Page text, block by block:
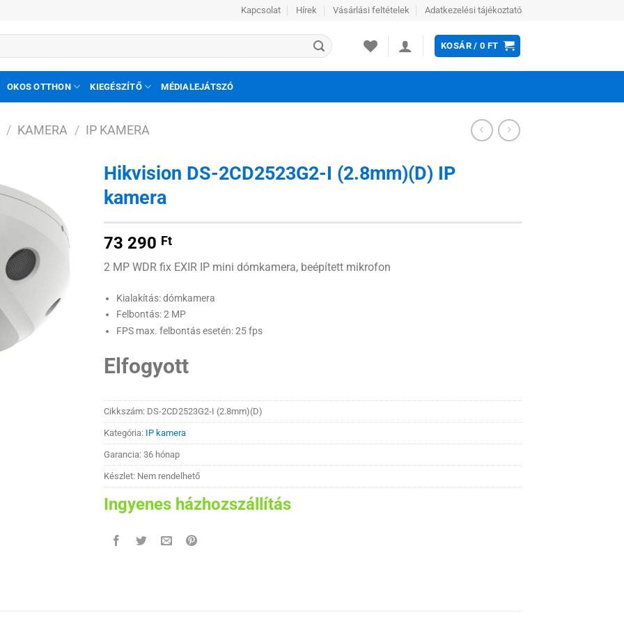
Kapcsolat Hírek Vásárlási feltételek Adatkezelési tájékoztató
KOSÁR /0 FT
OKOS OTTHON KIEGÉSZÍTŐ MÉDIALEJÁTSZÓ
/ KAMERA / IP KAMERA
Hozzáadás
kívánságlistához
Hikvision DS-2CD2523G2-I (2.8mm)(D) IP
kamera
73 290 Ft
2 MP WDR fix EXIR IP mini dómkamera, beépített mikrofon
Kialakítás: dómkamera
Felbontás: 2 MP
FPS max. felbontás esetén: 25 fps
Elfogyott
Cikkszám: DS-2CD2523G2-I (2.8mm)(D)
Kategória: IP kamera
Garancia: 36 hónap
Készlet: Nem rendelhető
Ingyenes házhozszállítás